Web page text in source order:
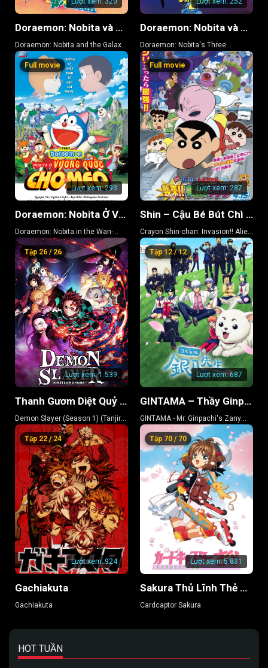
Doraemon: Nobita và Chuyến Tàu Tốc Hành Ngân Hà
Doraemon: Nobita and the Galaxy
Super-express
Doraemon: Nobita và Ba Chàng Hiệp Sĩ Mộng Mơ
Doraemon: Nobita's Three
Visionary Swordsmen
Lượt xem:293
Full movie
Doraemon: Nobita Ở Vương Quốc Chó Mèo
Doraemon: Nobita in the Wan-
Nyan Spacetime Odyssey
Lượt xem: 287
Full movie
Shin – Cậu Bé Bút Chì 25
Crayon Shin-chan: Invasion!! Alien
Shiriri
Lượt xem:1.539
Tập 26 / 26
Thanh Gươm Diệt Quỷ (Phần 1) (Kamado Tanjiro Lập Chí)
Demon Slayer (Season 1) (Tanjiro
Kamado, Unwavering Resolve
Arc)
Lượt xem:687
Tập 12 / 12
GINTAMA – Thầy Ginpachi Ở Lớp 3-Z
GINTAMA - Mr. Ginpachi's Zany
Class
Lượt xem:924
Tập 22 / 24
Gachiakuta
Gachiakuta
Lượt xem:5.831
Tập 70 / 70
Sakura Thủ Lĩnh Thẻ Bài
Cardcaptor Sakura
HOT TUẦN